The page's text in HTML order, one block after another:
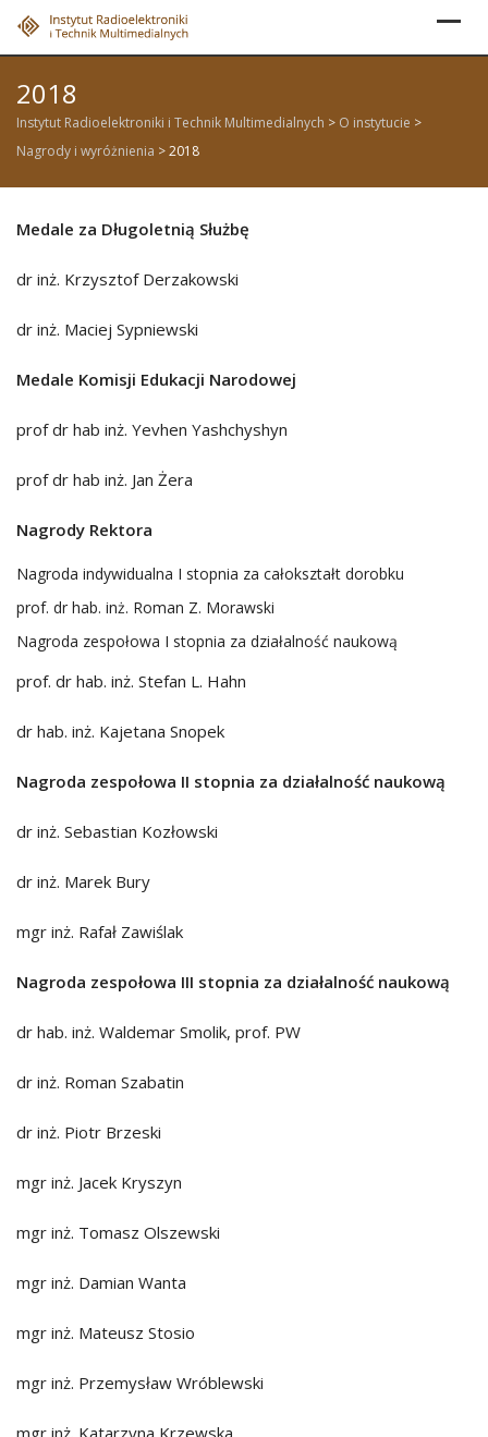
Skip
2018
Instytut Radioelektroniki i Technik Multimedialnych > O instytucie >
Nagrody i wyróżnienia >2018
Medale za Długoletnią Służbę
dr inż. Krzysztof Derzakowski
dr inż. Maciej Sypniewski
Medale Komisji Edukacji Narodowej
prof dr hab inż. Yevhen Yashchyshyn
prof dr hab inż. Jan Żera
Nagrody Rektora
Nagroda indywidualna I stopnia za całokształt dorobku
prof. dr hab. inż. Roman Z. Morawski
Nagroda zespołowa I stopnia za działalność naukową
prof. dr hab. inż. Stefan L. Hahn
dr hab. inż. Kajetana Snopek
Nagroda zespołowa II stopnia za działalność naukową
dr inż. Sebastian Kozłowski
dr inż. Marek Bury
mgr inż. Rafał Zawiślak
Nagroda zespołowa III stopnia za działalność naukową
dr hab. inż. Waldemar Smolik, prof. PW
dr inż. Roman Szabatin
dr inż. Piotr Brzeski
mgr inż. Jacek Kryszyn
mgr inż. Tomasz Olszewski
mgr inż. Damian Wanta
mgr inż. Mateusz Stosio
mgr inż. Przemysław Wróblewski
mgr inż. Katarzyna Krzewska